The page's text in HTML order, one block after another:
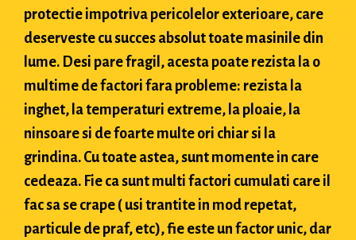
protectie impotriva pericolelor exterioare, care
deserveste cu succes absolut toate masinile din
lume. Desi pare fragil, acesta poate rezista la o
multime de factori fara probleme: rezista la
inghet, la temperaturi extreme, la ploaie, la
ninsoare si de foarte multe ori chiar si la
grindina. Cu toate astea, sunt momente in care
cedeaza. Fie ca sunt multi factori cumulati care il
fac sa se crape ( usi trantite in mod repetat,
particule de praf, etc), fie este un factor unic, dar